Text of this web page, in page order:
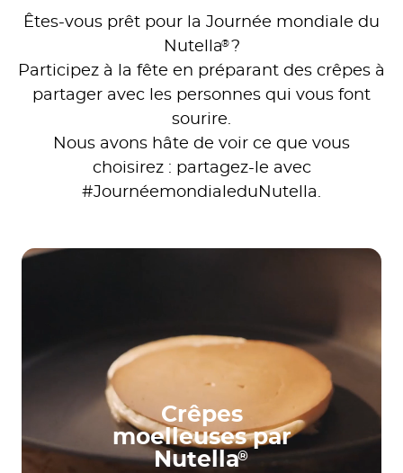
Êtes-vous prêt pour la Journée mondiale du
Nutella®?
Participez à la fête en préparant des crêpes à
partager avec les personnes qui vous font
sourire.
Nous avons hâte de voir ce que vous
choisirez : partagez-le avec
#JournéemondialeduNutella.
Crêpes
moelleuses par
Nutella®